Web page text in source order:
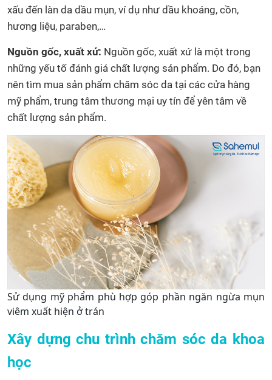
xấu đến làn da dầu mụn, ví dụ như dầu khoáng, cồn,
hương liệu, paraben,…
Nguồn gốc, xuất xứ: Nguồn gốc, xuất xứ là một trong
những yếu tố đánh giá chất lượng sản phẩm. Do đó, bạn
nên tìm mua sản phẩm chăm sóc da tại các cửa hàng
mỹ phẩm, trung tâm thương mại uy tín để yên tâm về
chất lượng sản phẩm.
Sử dụng mỹ phẩm phù hợp góp phần ngăn ngừa mụn
viêm xuất hiện ở trán
Xây dựng chu trình chăm sóc da khoa
học